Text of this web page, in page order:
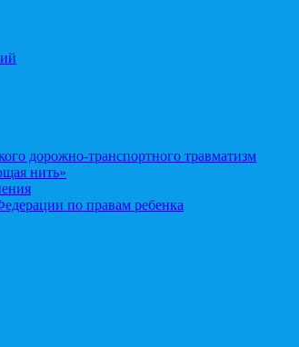
дорожно-транспортного травматизм
нить»
по правам ребенка